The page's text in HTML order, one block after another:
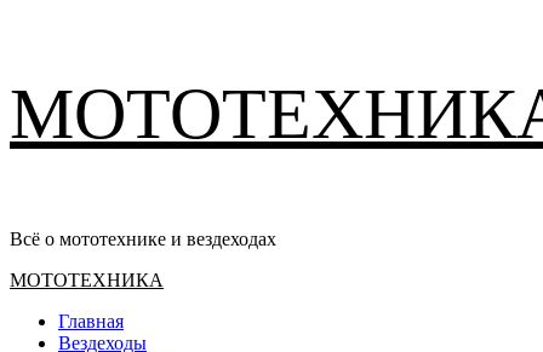
содержимому
Всё о мототехнике и вездеходах
Основное
МОТОТЕХНИКА
Главная
Вездеходы